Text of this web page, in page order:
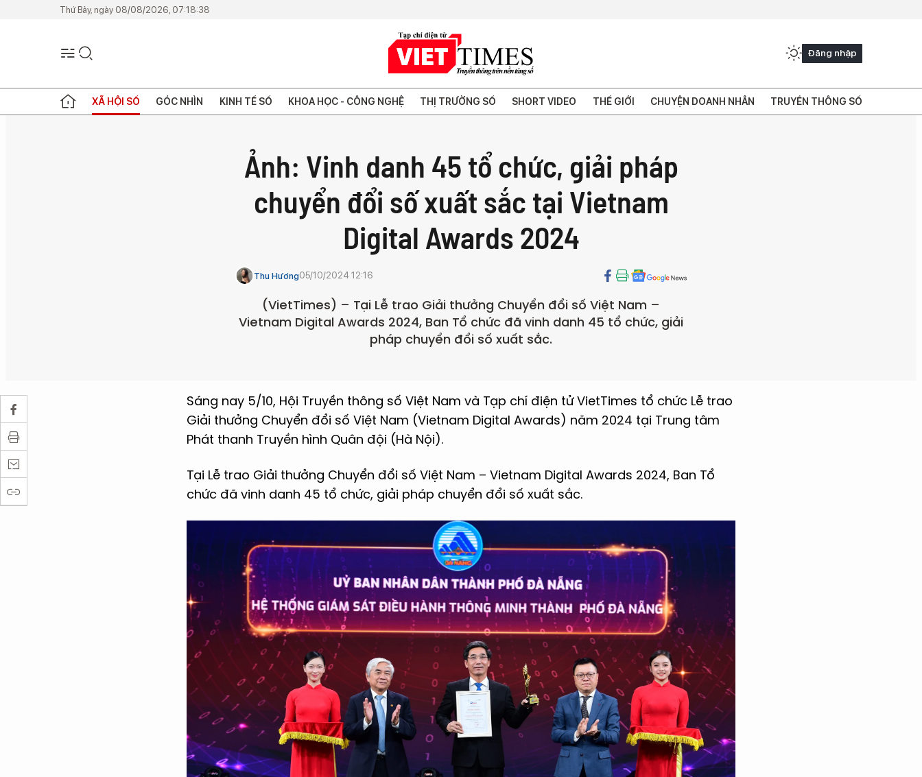
Thứ Bảy, ngày 08/08/2026, 07:18:38
Đăng nhập
XÃ HỘI SỐ GÓC NHÌN KINH TẾ SỐ KHOA HỌC - CÔNG NGHỆ THỊ TRƯỜNG SỐ SHORT VIDEO THẾ GIỚI CHUYỆN DOANH NHÂN TRUYỀN THÔNG SỐ
Ảnh: Vinh danh 45 tổ chức, giải pháp
chuyển đổi số xuất sắc tại Vietnam
Digital Awards 2024
Thu Hương05/10/2024 12:16
(VietTimes) – Tại Lễ trao Giải thưởng Chuyển đổi số Việt Nam –
Vietnam Digital Awards 2024, Ban Tổ chức đã vinh danh 45 tổ chức, giải
pháp chuyển đổi số xuất sắc.
Sáng nay 5/10, Hội Truyền thông số Việt Nam và Tạp chí điện tử VietTimes tổ chức Lễ trao
Giải thưởng Chuyển đổi số Việt Nam (Vietnam Digital Awards) năm 2024 tại Trung tâm
Phát thanh Truyền hình Quân đội (Hà Nội).
Tại Lễ trao Giải thưởng Chuyển đổi số Việt Nam – Vietnam Digital Awards 2024, Ban Tổ
chức đã vinh danh 45 tổ chức, giải pháp chuyển đổi số xuất sắc.